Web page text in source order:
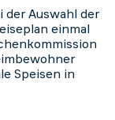
der Auswahl der
einmal
Speisen in